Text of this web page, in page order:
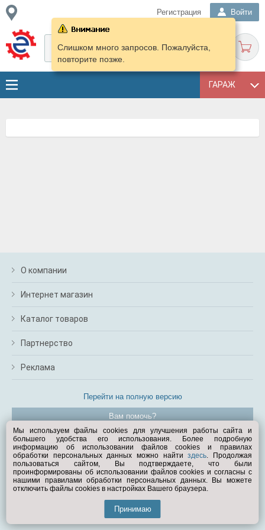
Регистрация Войти
ГАРАЖ
Слишком много запросов. Пожалуйста,
повторите позже.
О компании
Интернет магазин
Каталог товаров
Партнерство
Реклама
Перейти на полную версию
Вам помочь?
© Exist.ru 1998—2026
Мы используем файлы cookies для улучшения работы сайта и
большего удобства его использования. Более подробную
информацию об использовании файлов cookies и правилах
обработки персональных данных можно найтиздесь. Продолжая
пользоваться сайтом, Вы подтверждаете, что были
проинформированы об использовании файлов cookies и согласны с
нашими правилами обработки персональных данных. Вы можете
отключить файлы cookies в настройках Вашего браузера.
Принимаю